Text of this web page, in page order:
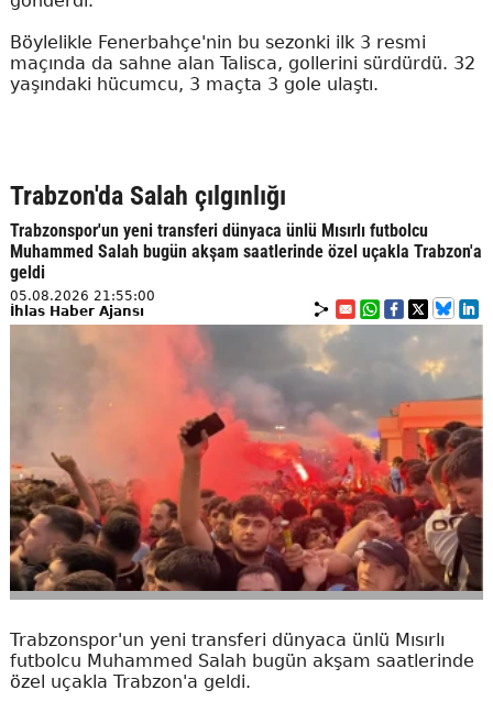
Böylelikle Fenerbahçe'nin bu sezonki ilk 3 resmi
maçında da sahne alan Talisca, gollerini sürdürdü. 32
yaşındaki hücumcu, 3 maçta 3 gole ulaştı.
Trabzon'da Salah çılgınlığı
Trabzonspor'un yeni transferi dünyaca ünlü Mısırlı futbolcu
Muhammed Salah bugün akşam saatlerinde özel uçakla Trabzon'a
geldi
05.08.2026 21:55:00
İhlas Haber Ajansı
Trabzonspor'un yeni transferi dünyaca ünlü Mısırlı
futbolcu Muhammed Salah bugün akşam saatlerinde
özel uçakla Trabzon'a geldi.